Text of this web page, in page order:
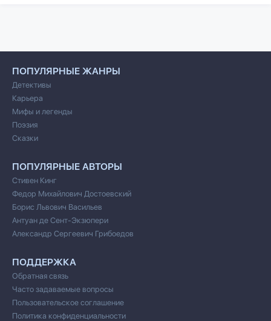
ПОПУЛЯРНЫЕ ЖАНРЫ
Детективы
Карьера
Мифы и легенды
Поэзия
Сказки
ПОПУЛЯРНЫЕ АВТОРЫ
Стивен Кинг
Федор Михайлович Достоевский
Борис Львович Васильев
Антуан де Сент-Экзюпери
Александр Сергеевич Грибоедов
ПОДДЕРЖКА
Обратная связь
Часто задаваемые вопросы
Пользовательское соглашение
Политика конфиденциальности